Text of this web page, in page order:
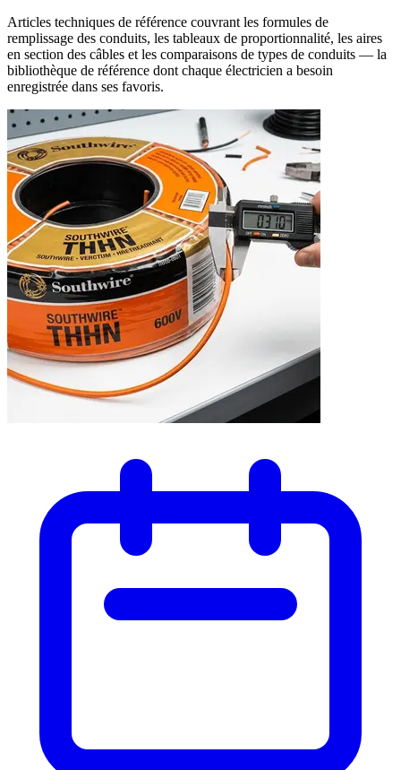
Articles techniques de référence couvrant les formules de
remplissage des conduits, les tableaux de proportionnalité, les aires
en section des câbles et les comparaisons de types de conduits — la
bibliothèque de référence dont chaque électricien a besoin
enregistrée dans ses favoris.